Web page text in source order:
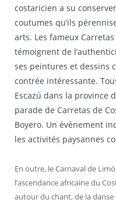
costaricien a su
coutumes qu’ils
arts. Les fameux
témoignent de
ses peintures et dessins
contrée intéressante.
Escazú dans la province
parade de Carretas de
Boyero. Un évènement
les activités paysannes
En outre, le Carnaval de
l’ascendance africaine du
autour du chant, de la